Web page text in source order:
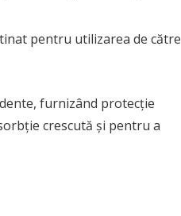
pentru utilizarea de către
furnizând protecție
crescută și pentru a